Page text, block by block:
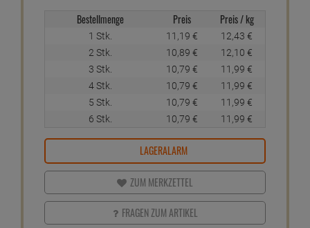
Bestellmenge Preis Preis / kg
1 Stk. 11,19 € 12,43 €
2 Stk.
10,89 € 12,10 €
3 Stk.
10,79 € 11,99 €
4 Stk.
10,79 € 11,99 €
5 Stk.
10,79 € 11,99 €
6 Stk.
10,79 € 11,99 €
LAGERALARM
ZUM MERKZETTEL
FRAGEN ZUM ARTIKEL